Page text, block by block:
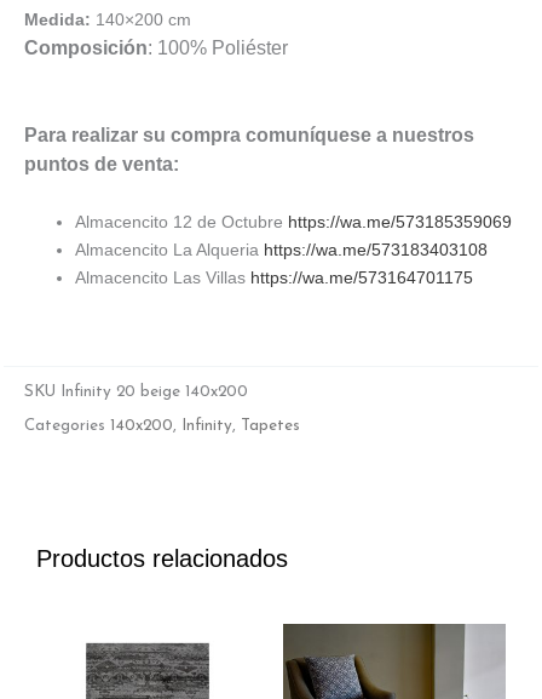
Medida: 140×200 cm
Composición: 100% Poliéster
Para realizar su compra comuníquese a nuestros
puntos de venta:
Almacencito 12 de Octubre https://wa.me/573185359069
Almacencito La Alqueria https://wa.me/573183403108
Almacencito Las Villas https://wa.me/573164701175
SKU Infinity 20 beige 140x200
Categories 140x200, Infinity, Tapetes
Productos relacionados